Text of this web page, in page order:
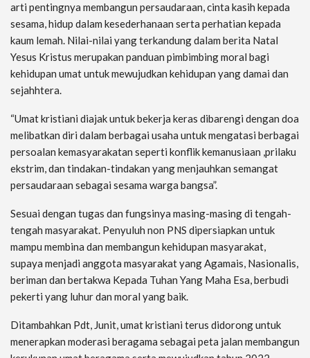
arti pentingnya membangun persaudaraan, cinta kasih kepada
sesama, hidup dalam kesederhanaan serta perhatian kepada
kaum lemah. Nilai-nilai yang terkandung dalam berita Natal
Yesus Kristus merupakan panduan pimbimbing moral bagi
kehidupan umat untuk mewujudkan kehidupan yang damai dan
sejahhtera.
“Umat kristiani diajak untuk bekerja keras dibarengi dengan doa
melibatkan diri dalam berbagai usaha untuk mengatasi berbagai
persoalan kemasyarakatan seperti konflik kemanusiaan ,prilaku
ekstrim, dan tindakan-tindakan yang menjauhkan semangat
persaudaraan sebagai sesama warga bangsa”.
Sesuai dengan tugas dan fungsinya masing-masing di tengah-
tengah masyarakat. Penyuluh non PNS dipersiapkan untuk
mampu membina dan membangun kehidupan masyarakat,
supaya menjadi anggota masyarakat yang Agamais, Nasionalis,
beriman dan bertakwa Kepada Tuhan Yang Maha Esa, berbudi
pekerti yang luhur dan moral yang baik.
Ditambahkan Pdt, Junit, umat kristiani terus didorong untuk
menerapkan moderasi beragama sebagai peta jalan membangun